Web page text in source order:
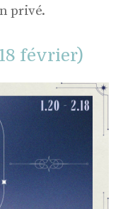
privé.
février)